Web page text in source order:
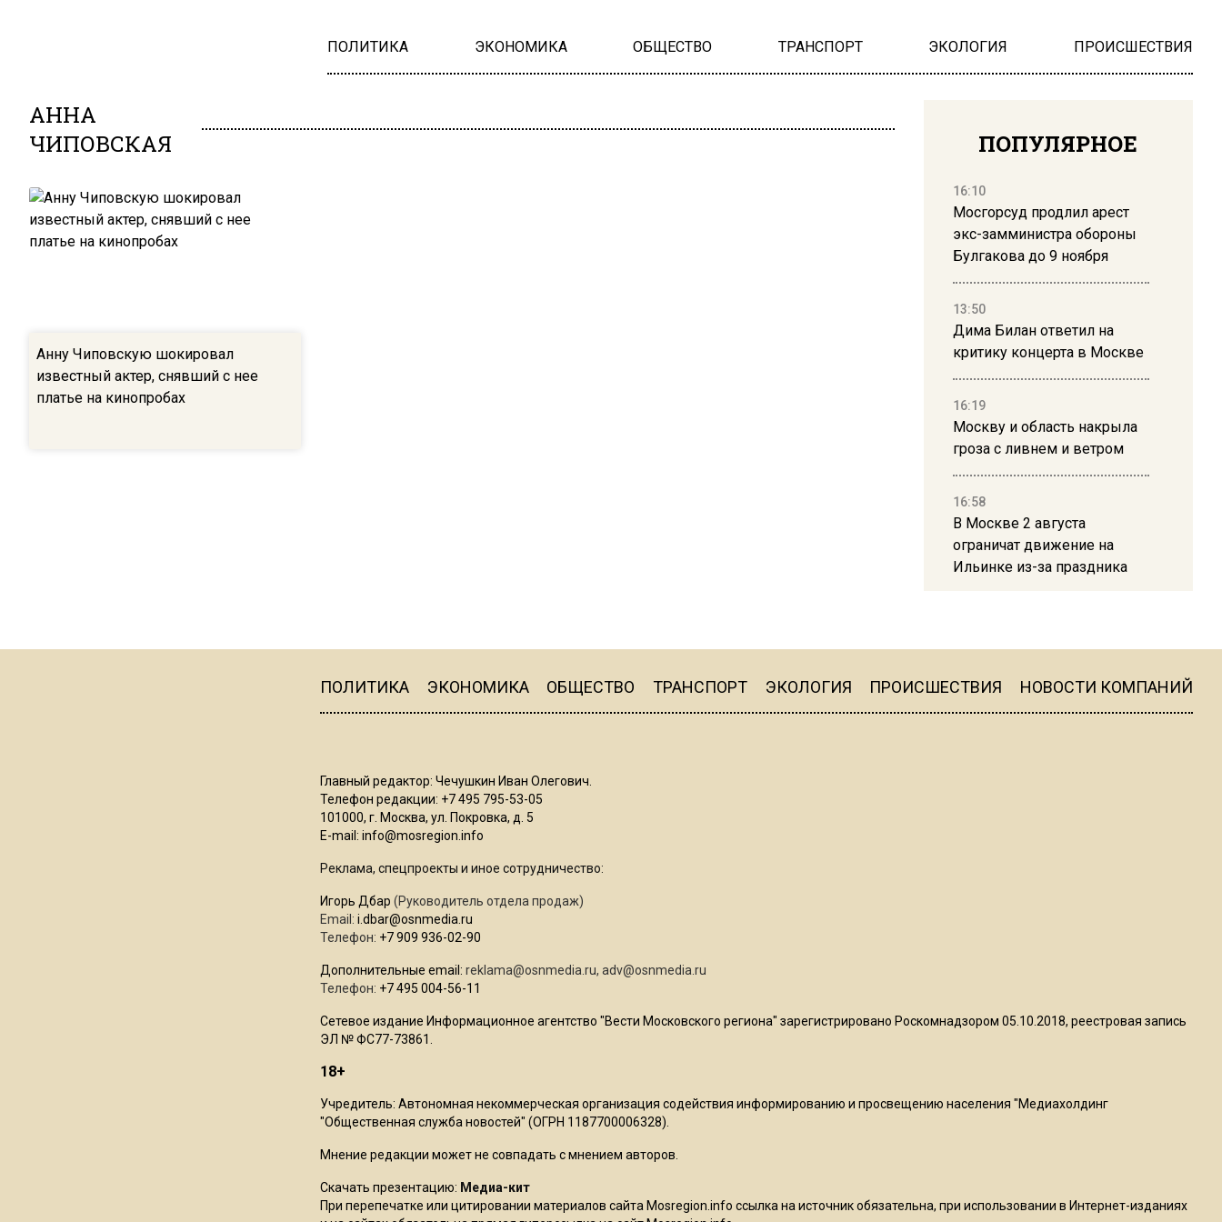
ПОЛИТИКА ЭКОНОМИКА ОБЩЕСТВО ТРАНСПОРТ ЭКОЛОГИЯ ПРОИСШЕСТВИЯ
АННА
ЧИПОВСКАЯ
Анну Чиповскую шокировал
известный актер, снявший с нее
платье на кинопробах
ПОПУЛЯРНОЕ
16:10
Мосгорсуд продлил арест
экс-замминистра обороны
Булгакова до 9 ноября
13:50
Дима Билан ответил на
критику концерта в Москве
16:19
Москву и область накрыла
гроза с ливнем и ветром
16:58
В Москве 2 августа
ограничат движение на
Ильинке из-за праздника
Telegram после обвинений
Роман Терюшков назвал
ПОЛИТИКА ЭКОНОМИКА ОБЩЕСТВО ТРАНСПОРТ ЭКОЛОГИЯ ПРОИСШЕСТВИЯ НОВОСТИ КОМПАНИЙ
Главный редактор: Чечушкин Иван Олегович.
Телефон редакции: +7 495 795-53-05
101000, г. Москва, ул. Покровка, д. 5
E-mail: info@mosregion.info
Реклама, спецпроекты и иное сотрудничество:
Игорь Дбар (Руководитель отдела продаж)
Email: i.dbar@osnmedia.ru
Телефон: +7 909 936-02-90
Дополнительные email: reklama@osnmedia.ru, adv@osnmedia.ru
Телефон: +7 495 004-56-11
Сетевое издание Информационное агентство "Вести Московского региона" зарегистрировано Роскомнадзором 05.10.2018, реестровая запись
ЭЛ № ФС77-73861.
18+
Учредитель: Автономная некоммерческая организация содействия информированию и просвещению населения "Медиахолдинг
"Общественная служба новостей" (ОГРН 1187700006328).
Мнение редакции может не совпадать с мнением авторов.
Скачать презентацию: Медиа-кит
При перепечатке или цитировании материалов сайта Mosregion.info ссылка на источник обязательна, при использовании в Интернет-изданиях